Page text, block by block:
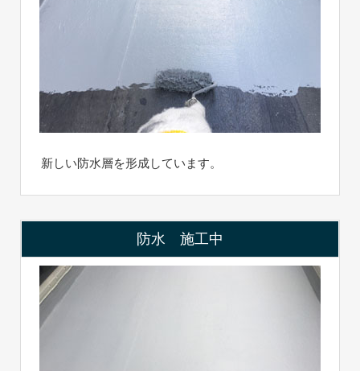
新しい防水層を形成しています。
防水 施工中